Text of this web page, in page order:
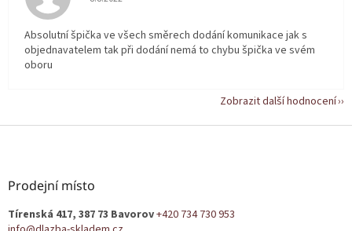
Absolutní špička ve všech směrech dodání komunikace jak s
objednavatelem tak při dodání nemá to chybu špička ve svém
oboru
Zobrazit další hodnocení
Z
Prodejní místo
Tírenská 417, 387 73 Bavorov+420 734 730 953